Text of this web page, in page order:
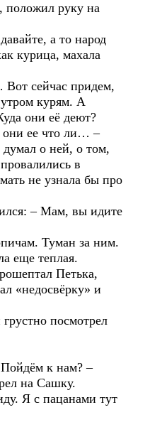
положил руку на
а то народ
курица, махала
сейчас придем,
курям. А
они её деют?
ее что ли… –
думал о ней, о том,
в
не узнала бы про
– Мам, вы идите
Туман за ним.
теплая.
Петька,
«недосвёрку» и
посмотрел
к нам? –
на Сашку.
Я с пацанами тут